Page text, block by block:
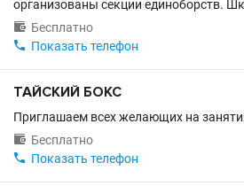
организованы секции единоборств.
 Бесплатно
 Показать телефон
ТАЙСКИЙ БОКС
Приглашаем всех желающих на
 Бесплатно
 Показать телефон